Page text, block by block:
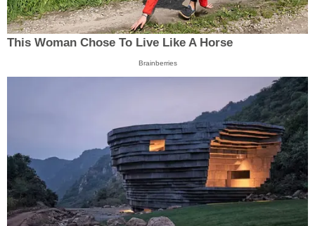
This Woman Chose To Live Like A Horse
Brainberries